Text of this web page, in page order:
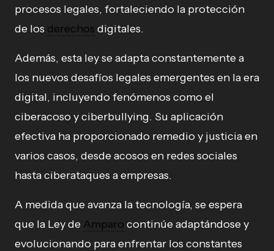
procesos legales, fortaleciendo la protección
de los derechos digitales.
Además, esta ley se adapta constantemente a
los nuevos desafíos legales emergentes en la era
digital, incluyendo fenómenos como el
ciberacoso y ciberbullying. Su aplicación
efectiva ha proporcionado remedio y justicia en
varios casos, desde acosos en redes sociales
hasta ciberataques a empresas.
A medida que avanza la tecnología, se espera
que la Ley de Amparo continúe adaptándose y
evolucionando para enfrentar los constantes